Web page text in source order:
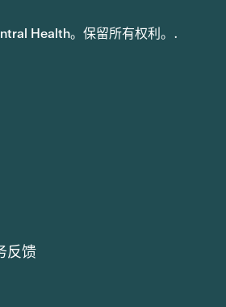
Health。保留所有权利。.
反馈